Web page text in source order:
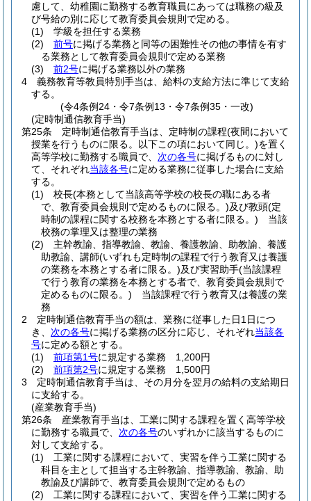
慮して、幼稚園に勤務する教育職員にあっては職務の級及
び号給の別に応じて教育委員会規則で定める。
(1)
学級を担任する業務
(2)
前号に掲げる業務と同等の困難性その他の事情を有す
る業務として教育委員会規則で定める業務
(3)
前2号に掲げる業務以外の業務
4
義務教育等教員特別手当は、給料の支給方法に準じて支給
する。
(令4条例24・令7条例13・令7条例35・一改)
(定時制通信教育手当)
第25条
定時制通信教育手当は、定時制の課程(夜間において
授業を行うものに限る。以下この項において同じ。)を置く
高等学校に勤務する職員で、 次の各号に掲げるものに対し
て、それぞれ当該各号に定める業務に従事した場合に支給
する。
(1)
校長(本務として当該高等学校の校長の職にある者
で、教育委員会規則で定めるものに限る。)及び教頭(定
時制の課程に関する校務を本務とする者に限る。) 当該
校務の掌理又は整理の業務
(2)
主幹教諭、指導教諭、教諭、養護教諭、助教諭、養護
助教諭、講師(いずれも定時制の課程で行う教育又は養護
の業務を本務とする者に限る。)及び実習助手(当該課程
で行う教育の業務を本務とする者で、教育委員会規則で
定めるものに限る。) 当該課程で行う教育又は養護の業
務
2
定時制通信教育手当の額は、業務に従事した日1日につ
き、 次の各号に掲げる業務の区分に応じ、それぞれ当該各
号に定める額とする。
(1)
前項第1号に規定する業務 1,200円
(2)
前項第2号に規定する業務 1,500円
3
定時制通信教育手当は、その月分を翌月の給料の支給期日
に支給する。
(産業教育手当)
第26条
産業教育手当は、工業に関する課程を置く高等学校
に勤務する職員で、 次の各号のいずれかに該当するものに
対して支給する。
(1)
工業に関する課程において、実習を伴う工業に関する
科目を主として担当する主幹教諭、指導教諭、教諭、助
教諭及び講師で、教育委員会規則で定めるもの
(2)
工業に関する課程において、実習を伴う工業に関する